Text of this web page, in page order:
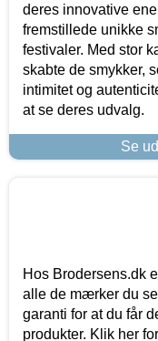
deres innovative
fremstillede unikke
festivaler. Med stor
skabte de smykker,
intimitet og
at se deres udvalg.
Se
Hos Brodersens.dk
alle de mærker du
garanti for at du får
produkter. Klik her